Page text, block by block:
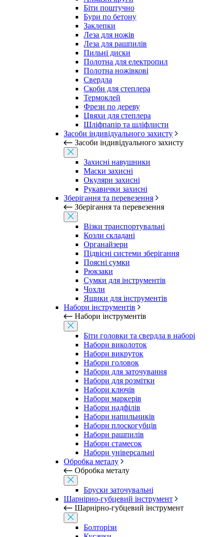
Біти поштучно
Бури по бетону
Заклепки
Леза для ножів
Леза для рашпилів
Пильні диски
Полотна для електропил
Полотна ножівкові
Свердла
Скоби для степлера
Термоклей
Фрези по дереву
Цвяхи для степлера
Шліфпапір та шліфлисти
Засоби індивідуального захисту
Засоби індивідуального захисту
Захисні навушники
Маски захисні
Окуляри захисні
Рукавички захисні
Зберігання та перевезення
Зберігання та перевезення
Візки транспортувальні
Козли складані
Органайзери
Підвісні системи зберігання
Поясні сумки
Рюкзаки
Сумки для інструментів
Чохли
Ящики для інструментів
Набори інструментів
Набори інструментів
Біти головки та свердла в наборі
Набори виколоток
Набори викруток
Набори головок
Набори для заточування
Набори для розмітки
Набори ключів
Набори маркерів
Набори надфілів
Набори напильників
Набори плоскогубців
Набори рашпилів
Набори стамесок
Набори універсальні
Обробка металу
Обробка металу
Бруски заточувальні
Шарнірно-губцевий інструмент
Шарнірно-губцевий інструмент
Болторізи